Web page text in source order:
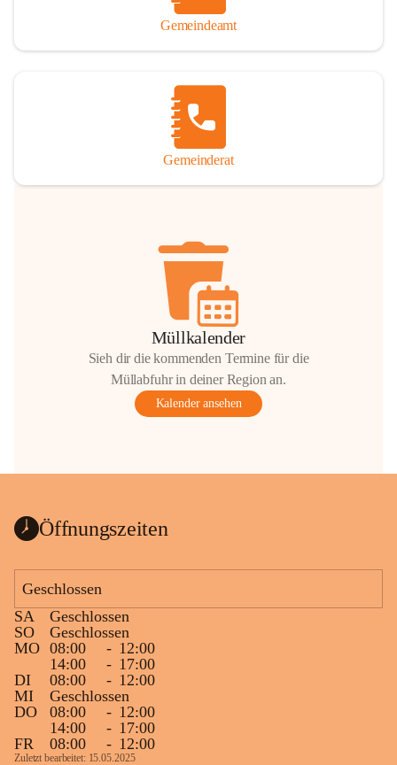
Gemeindeamt
Gemeinderat
Müllkalender
Sieh dir die kommenden Termine für die
Müllabfuhr in deiner Region an.
Kalender ansehen
Öffnungszeiten
Geschlossen
SA
Geschlossen
SO
Geschlossen
MO 08:00 - 12:00
14:00
- 17:00
DI
08:00 - 12:00
MI
Geschlossen
DO
08:00 - 12:00
14:00
- 17:00
FR
08:00 - 12:00
Zuletzt bearbeitet: 15.05.2025